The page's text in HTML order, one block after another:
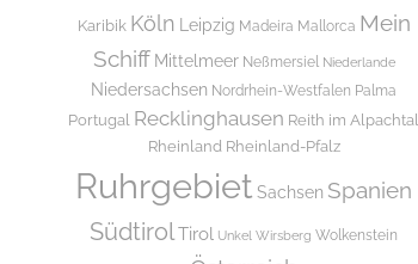
Karibik Köln Leipzig Madeira Mallorca Mein
Schiff Mittelmeer Neßmersiel Niederlande
Niedersachsen Nordrhein-Westfalen Palma
Portugal Recklinghausen Reith im Alpachtal
Rheinland Rheinland-Pfalz
Ruhrgebiet Sachsen Spanien
SüdtirolTirol Unkel Wirsberg Wolkenstein